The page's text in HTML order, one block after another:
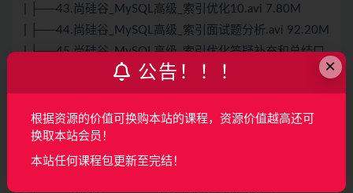
| ├──43.尚硅谷_MySQL高级_索引优化10.avi 7.80M
| ├──44.尚硅谷_MySQL高级_索引面试题分析.avi 92.20M
| ├──45.尚硅谷_MySQL高级_索引优化答疑补充和总结口
| ├──46.尚硅谷_MySQL高级_小表驱动大表.avi 42.93M
| ├──47.尚硅谷_MySQL高级_in和exists.avi 9.16M
| ├──48.尚硅谷_MySQL高级_为排序使用索引OrderBy优
化.avi 74.47M
×
公告！！！
根据资源的价值可换购本站的课程，资源价值越高还可
换取本站会员！
本站任何课程包更新至完结！